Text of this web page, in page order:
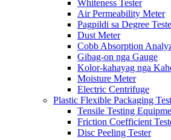
Whiteness Tester
Air Permeability Meter
Pagpildi sa Degree
Dust Meter
Cobb Absorption
Gibag-on nga Gauge
Kolor-kahayag nga
Moisture Meter
Electric Centrifuge
Plastic Flexible Packaging
Tensile Testing
Friction Coefficient
Disc Peeling Tester